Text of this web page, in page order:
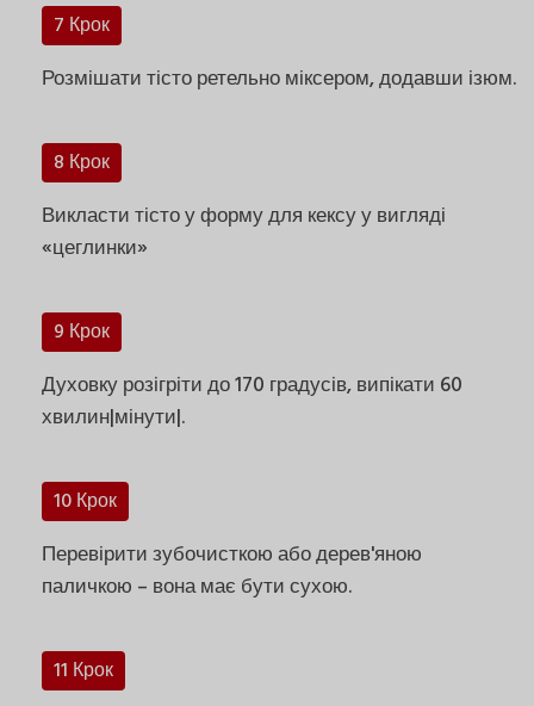
7 Крок
Розмішати тісто ретельно міксером, додавши ізюм.
8 Крок
Викласти тісто у форму для кексу у вигляді
«цеглинки»
9 Крок
Духовку розігріти до 170 градусів, випікати 60
хвилин|мінути|.
10 Крок
Перевірити зубочисткою або дерев'яною
паличкою – вона має бути сухою.
11 Крок